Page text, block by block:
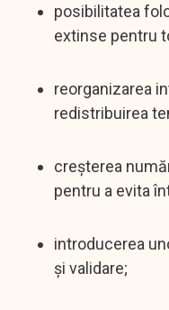
posibilitatea
extinse pentru
reorganizarea
redistribuirea
creșterea
pentru a evita
introducerea
și validare;